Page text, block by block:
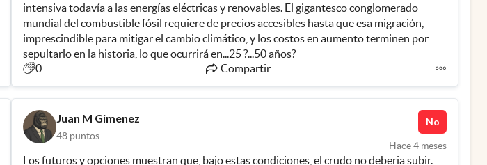
intensiva todavía a las energías eléctricas y renovables. El gigantesco conglomerado
mundial del combustible fósil requiere de precios accesibles hasta que esa migración,
imprescindible para mitigar el cambio climático, y los costos en aumento terminen por
0
Compartir
Juan M Gimenez
48 puntos
No
Hace 4 meses
Los futuros y opciones muestran que, bajo estas condiciones, el crudo no deberia subir.